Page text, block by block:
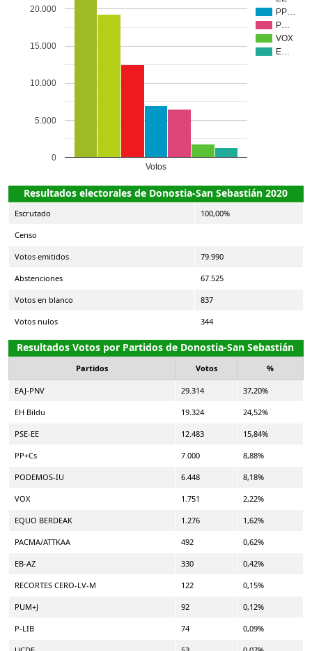
PP…
P…
VOX
E…
Votos
0
5.000
10.000
15.000
20.000
Resultados electorales de Donostia-San Sebastián 2020
Escrutado 100,00%
Censo
Votos emitidos 79.990
Abstenciones 67.525
Votos en blanco 837
Votos nulos 344
Resultados Votos por Partidos de Donostia-San Sebastián
Partidos Votos %
EAJ-PNV 29.314 37,20%
EH Bildu 19.324 24,52%
PSE-EE 12.483 15,84%
PP+Cs 7.000 8,88%
PODEMOS-IU 6.448 8,18%
VOX 1.751 2,22%
EQUO BERDEAK 1.276 1,62%
PACMA/ATTKAA 492 0,62%
EB-AZ 330 0,42%
RECORTES CERO-LV-M 122 0,15%
PUM+J 92 0,12%
P-LIB 74 0,09%